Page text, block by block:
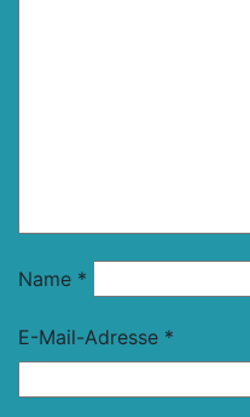
Name *
E-Mail-Adresse *